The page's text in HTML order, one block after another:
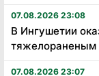
07.08.2026 23:08
В Ингушетии
тяжелораненым
07.08.2026 23:07